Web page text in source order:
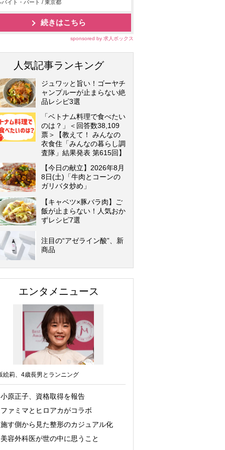
バイト・パート / 東京都
続きはこちら
sponsored by 求人ボックス
人気記事ランキング
ジュワッと旨い！ゴーヤチ
ャンプルーが止まらない絶
品レシピ3選
「ベトナム料理で食べたい
のは？」＜回答数38,109
票＞【教えて！ みんなの
衣食住「みんなの暮らし調
査隊」結果発表 第615回】
【今日の献立】2026年8月
8日(土)「牛肉とコーンの
ガリバタ炒め」
【キャベツ×豚バラ肉】ご
飯が止まらない！人気おか
ずレシピ7選
注目の“アゼライン酸”、新
商品
エンタメニュース
絵莉、4歳長男とランニング
小原正子、資格取得を報告
ファミマとヒロアカがコラボ
施す側から見た整形のカジュアル化
美容外科医が世の中に思うこと